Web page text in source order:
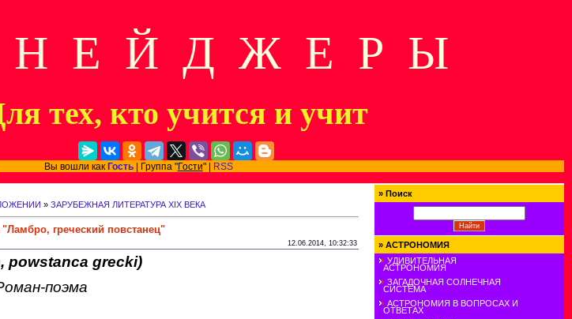
Н Е Й Д Ж Е Р Ы
тех, кто учится и учит
вошли как Гость| Группа "Гости" |
RSS
» ЗАРУБЕЖНАЯ ЛИТЕРАТУРА XIX ВЕКА
греческий повстанец"
12.06.2014, 10:32:33
powstanca grecki)
поэма
» Поиск
» АСТРОНОМИЯ
УДИВИТЕЛЬНАЯ
АСТРОНОМИЯ
ЗАГАДОЧНАЯ СОЛНЕЧНАЯ
СИСТЕМА
АСТРОНОМИЯ В ВОПРОСАХ И
ОТВЕТАХ